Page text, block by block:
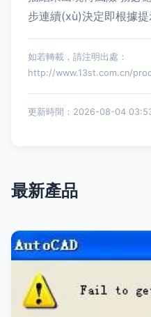
步連續(xù)決定即根據提
如若轉載，請注明出處：
http://www.13st.com.cn/
更新時間：2026-08-04
最新產品